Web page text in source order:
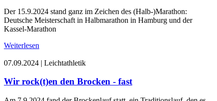
Der 15.9.2024 stand ganz im Zeichen des (Halb-)Marathon:
Deutsche Meisterschaft in Halbmarathon in Hamburg und der
Kassel-Marathon
Weiterlesen
07.09.2024 | Leichtathletik
Wir rock(t)en den Brocken - fast